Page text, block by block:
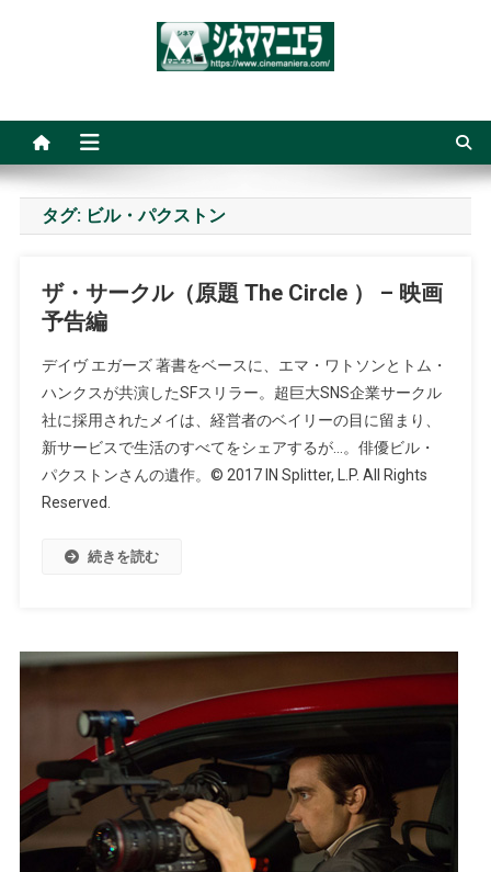
タグ: ビル・パクストン
ザ・サークル（原題 The Circle ） – 映画
予告編
デイヴ エガーズ 著書をベースに、エマ・ワトソンとトム・
ハンクスが共演したSFスリラー。超巨大SNS企業サークル
社に採用されたメイは、経営者のベイリーの目に留まり、
新サービスで生活のすべてをシェアするが…。俳優ビル・
パクストンさんの遺作。© 2017 IN Splitter, L.P. All Rights
Reserved.
続きを読む